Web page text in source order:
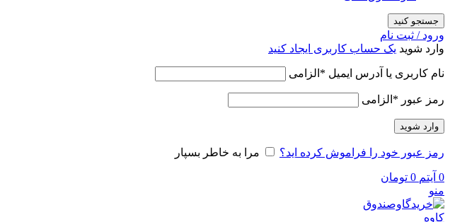
جستجو کنید
ورود / ثبت نام
وارد شوید یک حساب کاربری ایجاد کنید
نام کاربری یا آدرس ایمیل * الزامی
رمز عبور * الزامی
وارد شوید
رمز عبور خود را فراموش کرده اید؟ مرا به خاطر بسپار
0 آیتم 0 تومان
منو